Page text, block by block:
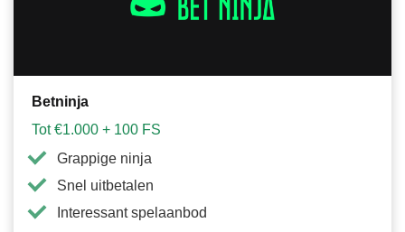
Betninja
Tot €1.000 + 100 FS
Grappige ninja
Snel uitbetalen
Interessant spelaanbod